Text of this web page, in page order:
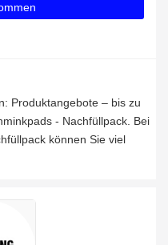
Produktangebote – bis zu
- Nachfüllpack. Bei
können Sie viel